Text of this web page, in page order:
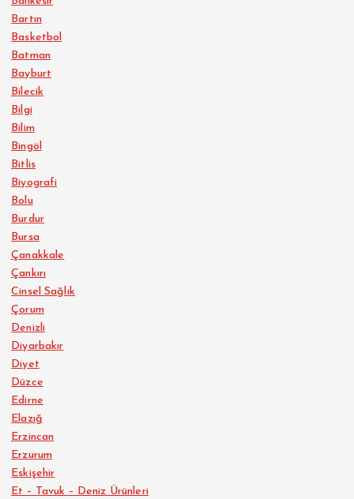
Bartın
Basketbol
Batman
Bayburt
Bilecik
Bilgi
Bilim
Bingöl
Bitlis
Biyografi
Bolu
Burdur
Bursa
Çanakkale
Çankırı
Cinsel Sağlık
Çorum
Denizli
Diyarbakır
Diyet
Düzce
Edirne
Elazığ
Erzincan
Erzurum
Eskişehir
Et – Tavuk – Deniz Ürünleri